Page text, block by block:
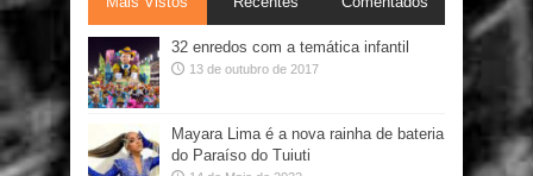
32 enredos com a temática infantil
13 de outubro de 2017
Mayara Lima é a nova rainha de bateria
do Paraíso do Tuiuti